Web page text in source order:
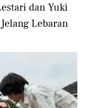
dan Yuki
Lebaran